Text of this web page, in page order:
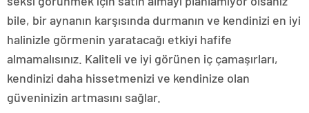
bile, bir aynanın karşısında durmanın ve kendinizi en iyi
halinizle görmenin yaratacağı etkiyi hafife
almamalısınız. Kaliteli ve iyi görünen iç çamaşırları,
kendinizi daha hissetmenizi ve kendinize olan
güveninizin artmasını sağlar.